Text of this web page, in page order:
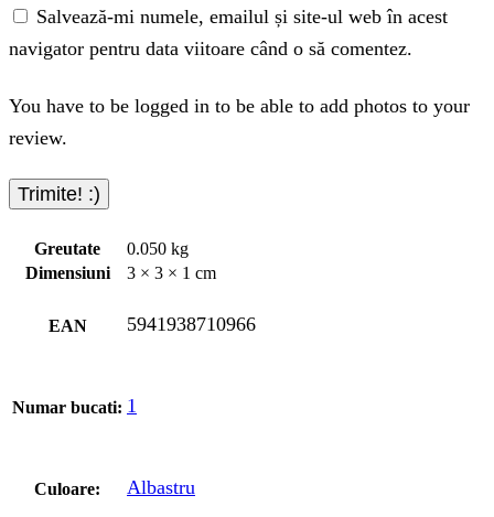
Salvează-mi numele, emailul și site-ul web în acest
navigator pentru data viitoare când o să comentez.
You have to be logged in to be able to add photos to your
review.
Greutate
0.050 kg
Dimensiuni
3 × 3 × 1 cm
EAN 5941938710966
Numar bucati: 1
Culoare: Albastru